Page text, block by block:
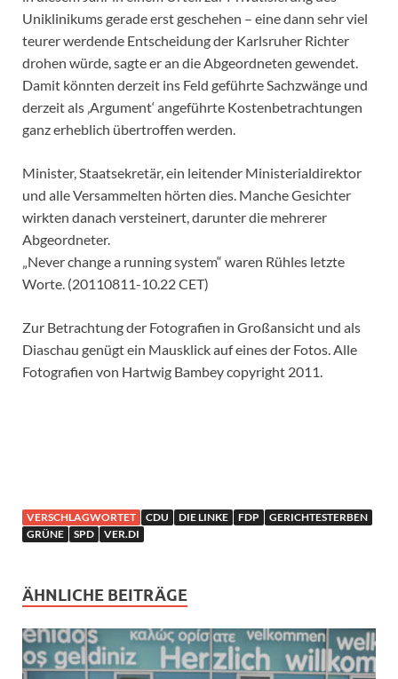
Uniklinikums gerade erst geschehen – eine dann sehr viel
teurer werdende Entscheidung der Karlsruher Richter
drohen würde, sagte er an die Abgeordneten gewendet.
Damit könnten derzeit ins Feld geführte Sachzwänge und
derzeit als ‚Argument‘ angeführte Kostenbetrachtungen
ganz erheblich übertroffen werden.
Minister, Staatsekretär, ein leitender Ministerialdirektor
und alle Versammelten hörten dies. Manche Gesichter
wirkten danach versteinert, darunter die mehrerer
Abgeordneter.
„Never change a running system“ waren Rühles letzte
Worte. (20110811-10.22 CET)
Zur Betrachtung der Fotografien in Großansicht und als
Diaschau genügt ein Mausklick auf eines der Fotos. Alle
Fotografien von Hartwig Bambey copyright 2011.
VERSCHLAGWORTET CDU DIE LINKE FDP
GERICHTESTERBEN
GRÜNE
SPD VER.DI
ÄHNLICHE BEITRÄGE